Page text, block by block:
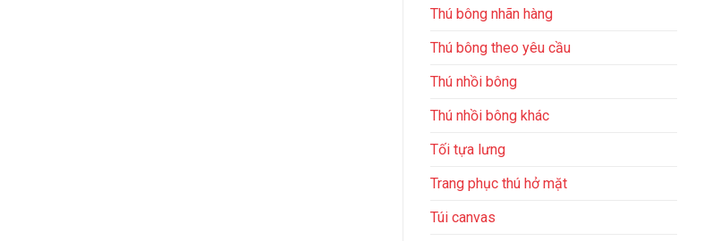
Thú bông nhãn hàng
Thú bông theo yêu cầu
Thú nhồi bông
Thú nhồi bông khác
Tối tựa lưng
Trang phục thú hở mặt
Túi canvas